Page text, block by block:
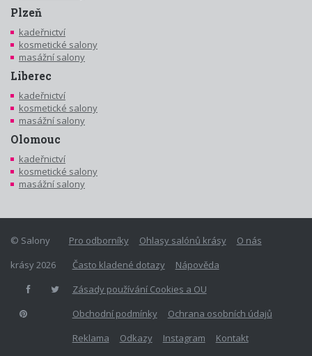
Plzeň
kadeřnictví
kosmetické salony
masážní salony
Liberec
kadeřnictví
kosmetické salony
masážní salony
Olomouc
kadeřnictví
kosmetické salony
masážní salony
Pro odborníky Ohlasy salónů krásy
O nás
Často kladené dotazy
Nápověda
Zásady používání Cookies a OU
Obchodní podmínky
Ochrana osobních údajů
Reklama
Odkazy Instagram Kontakt
© Salony
krásy 2026